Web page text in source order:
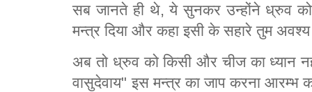
सब जानते ही थे, ये सुनकर उन्होंने ध्रुव
मन्त्र दिया और कहा इसी के सहारे तुम
अब तो ध्रुव को किसी और चीज का ध्यान
वासुदेवाय" इस मन्त्र का जाप करना आरम्भ